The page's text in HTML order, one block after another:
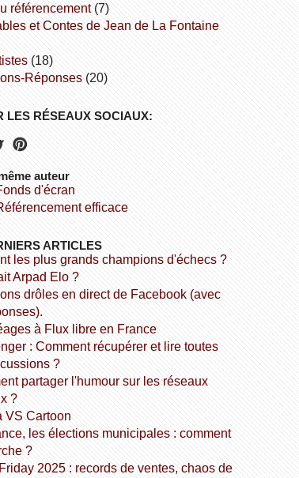
référencement(7)
et Contes de Jean de La Fontaine
(18)
Réponses (20)
LES RÉSEAUX SOCIAUX:
auteur
fonds d'écran
référencement efficace
ARTICLES
les plus grands champions d'échecs ?
Arpad Elo ?
à Flux libre en France
?
?
VS Cartoon
?